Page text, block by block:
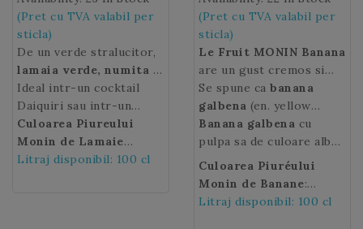
(Pret cu TVA valabil per
sticla)
De un verde stralucitor,
lamaia verde, numita si
limeta (en. Lime), este
un fruct citric tropical.
Se caracterizeaza
printr-o aroma subtila a
carei prospetime si
Ideal intr-un cocktail
Daiquiri sau intr-un
Moscow Mule,Le Fruit
MONIN Limeva aduce
un echilibru cu o nota
Culoarea Piureului
Monin de Lamaie
verde : verde
Litraj disponibil: 100 cl
(Pret cu TVA valabil per
sticla)
Le Fruit MONIN Banana
are un gust cremos si
onctuos de banane
coapte.Piureul MONIN
de Bananeeste ideal
pentru a crea o
multitudine de bauturi
delicioase cu o textura
bogata si un gust intens:
cocktail-uri, smoothie,
Se spune ca banana
galbena (en. yellow
banana) ar fi fost primul
fruct cultivat de catre
om de aproximativ
10.000 de ani.
Banana galbena cu
pulpa sa de culoare alba,
foarte aromata, este cel
mai popular fruct
tropical.
Culoarea Piuréului
Monin de Banane:
galben bej.
Litraj disponibil: 100 cl